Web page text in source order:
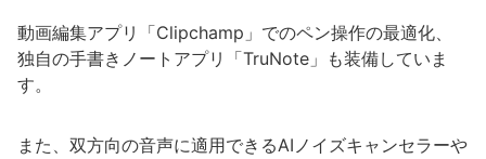
動画編集アプリ「Clipchamp」でのペン操作の最適化、
独自の手書きノートアプリ「TruNote」も装備していま
す。
また、双方向の音声に適用できるAIノイズキャンセラーや